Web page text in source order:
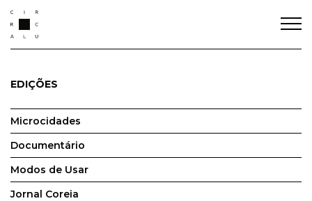
EDIÇÕES
Microcidades
Documentário
Modos de Usar
Jornal Coreia